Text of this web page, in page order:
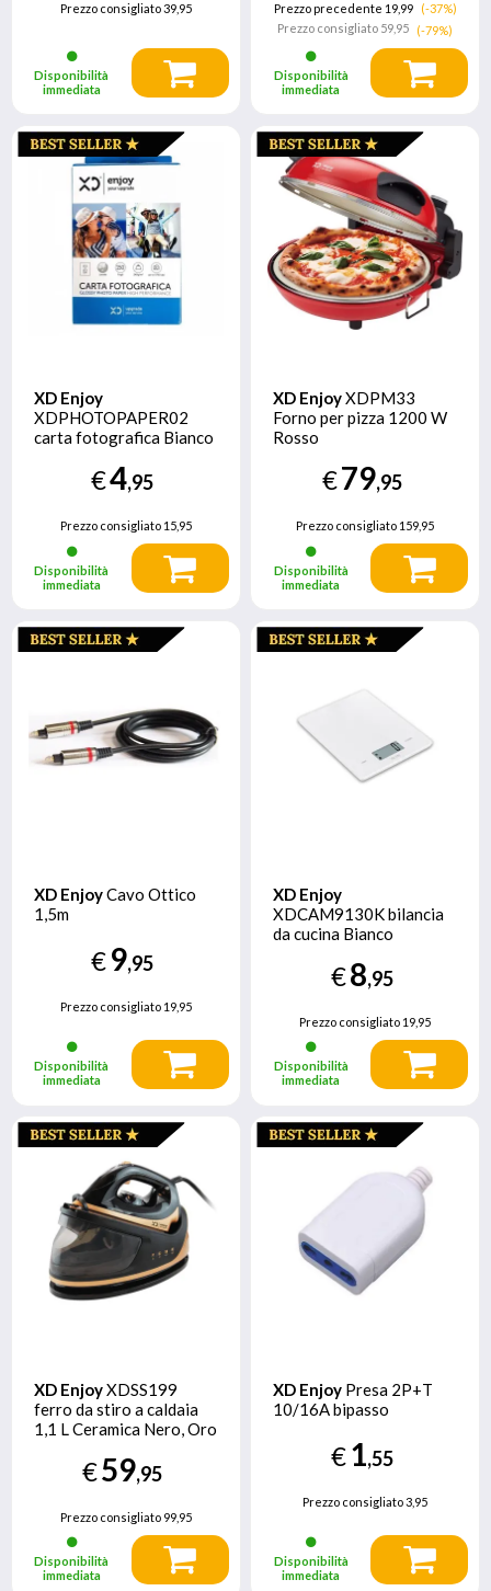
Prezzo consigliato39,95
Disponibilità
immediata
Prezzo precedente 19,99
(-37%)
Prezzo consigliato 59,95 (-79%)
Disponibilità
immediata
XD Enjoy
XDPHOTOPAPER02
carta fotografica Bianco
€4,95
Prezzo consigliato15,95
Disponibilità
immediata
XD EnjoyXDPM33
Forno per pizza 1200 W
Rosso
€79,95
Prezzo consigliato 159,95
Disponibilità
immediata
XD EnjoyCavo Ottico
1,5m
€9,95
Prezzo consigliato19,95
Disponibilità
immediata
XD Enjoy
XDCAM9130K bilancia
da cucina Bianco
Rettangolo Bilancia da
cucina elettronica
€8,95
Prezzo consigliato 19,95
Disponibilità
immediata
XD EnjoyXDSS199
ferro da stiro a caldaia
1,1 L Ceramica Nero, Oro
€59,95
Prezzo consigliato99,95
Disponibilità
immediata
XD Enjoy Presa 2P+T
10/16A bipasso
€1,55
Prezzo consigliato3,95
Disponibilità
immediata